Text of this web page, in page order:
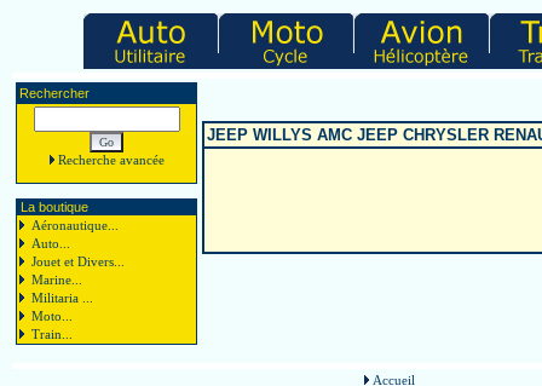
Rechercher
Recherche avancée
La boutique
Aéronautique...
Auto...
Jouet et Divers...
Marine...
Militaria ...
Moto...
Train...
JEEP WILLYS AMC JEEP CHRYSLER
Accueil